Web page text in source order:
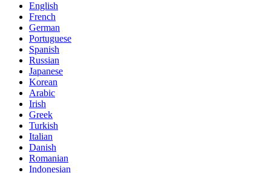
English
French
German
Portuguese
Spanish
Russian
Japanese
Korean
Arabic
Irish
Greek
Turkish
Italian
Danish
Romanian
Indonesian